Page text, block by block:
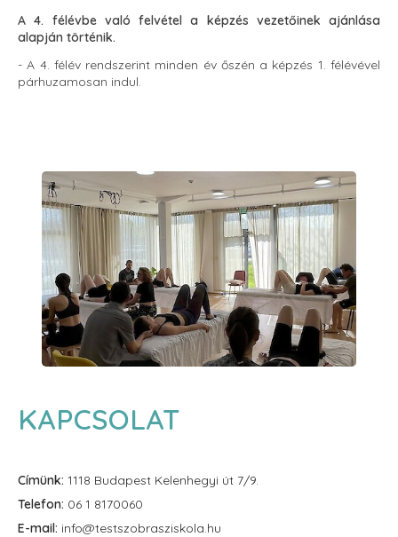
A 4. félévbe való felvétel a képzés vezetőinek ajánlása
alapján történik.
- A 4. félév rendszerint minden év őszén a képzés 1. félévével
párhuzamosan indul.
KAPCSOLAT
Címünk: 1118 Budapest Kelenhegyi út 7/9.
Telefon: 06 1 8170060
E-mail: info@testszobrasziskola.hu